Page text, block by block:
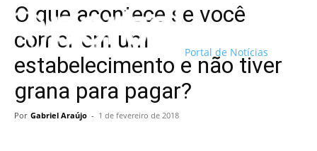
Portal de Notícias
O que acontece se você
comer em um
estabelecimento e não tiver
grana para pagar?
Por Gabriel Araújo - 1 de fevereiro de 2018